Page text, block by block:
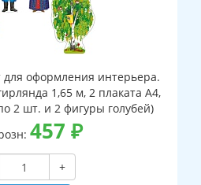
оформления интерьера.
1,65 м, 2 плаката А4,
2 шт. и 2 фигуры голубей)
457 ₽
+